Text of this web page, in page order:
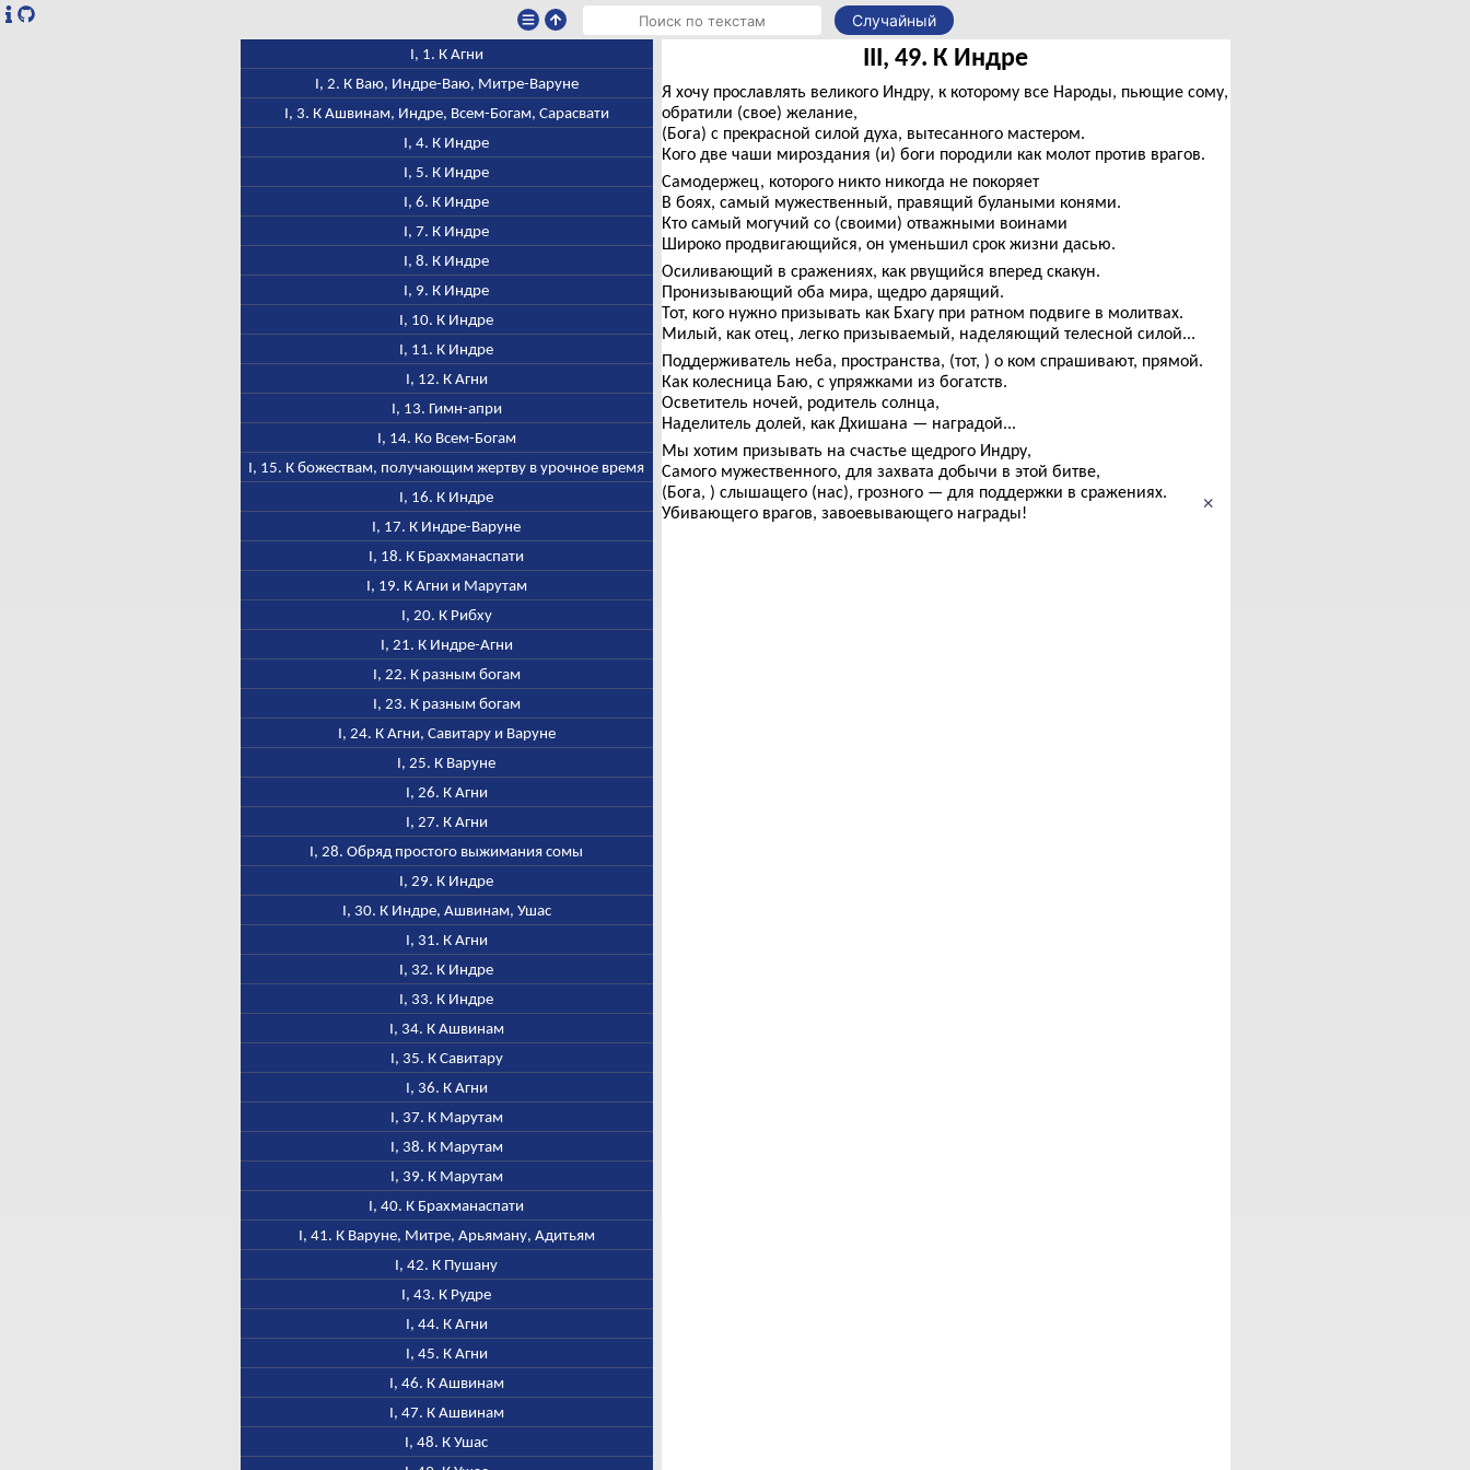
Случайный
I, 1. К Агни
I, 2. К Ваю, Индре-Ваю, Митре-Варуне
I, 3. К Ашвинам, Индре, Всем-Богам, Сарасвати
I, 4. К Индре
I, 5. К Индре
I, 6. К Индре
I, 7. К Индре
I, 8. К Индре
I, 9. К Индре
I, 10. К Индре
I, 11. К Индре
I, 12. К Агни
I, 13. Гимн-апри
I, 14. Ко Всем-Богам
I, 15. К божествам, получающим жертву в урочное время
I, 16. К Индре
I, 17. К Индре-Варуне
I, 18. К Брахманаспати
I, 19. К Агни и Марутам
I, 20. К Рибху
I, 21. К Индре-Агни
I, 22. К разным богам
I, 23. К разным богам
I, 24. К Агни, Савитару и Варуне
I, 25. К Варуне
I, 26. К Агни
I, 27. К Агни
I, 28. Обряд простого выжимания сомы
I, 29. К Индре
I, 30. К Индре, Ашвинам, Ушас
I, 31. К Агни
I, 32. К Индре
I, 33. К Индре
I, 34. К Ашвинам
I, 35. К Савитару
I, 36. К Агни
I, 37. К Марутам
I, 38. К Марутам
I, 39. К Марутам
I, 40. К Брахманаспати
I, 41. К Варуне, Митре, Арьяману, Адитьям
I, 42. К Пушану
I, 43. К Рудре
I, 44. К Агни
I, 45. К Агни
I, 46. К Ашвинам
I, 47. К Ашвинам
I, 48. К Ушас
×
III, 49. К Индре
Я хочу прославлять великого Индру, к которому все Народы, пьющие сому,
обратили (свое) желание,
(Бога) с прекрасной силой духа, вытесанного мастером.
Кого две чаши мироздания (и) боги породили как молот против врагов.
Самодержец, которого никто никогда не покоряет
В боях, самый мужественный, правящий булаными конями.
Кто самый могучий со (своими) отважными воинами
Широко продвигающийся, он уменьшил срок жизни дасью.
Осиливающий в сражениях, как рвущийся вперед скакун.
Пронизывающий оба мира, щедро дарящий.
Тот, кого нужно призывать как Бхагу при ратном подвиге в молитвах.
Милый, как отец, легко призываемый, наделяющий телесной силой...
Поддерживатель неба, пространства, (тот, ) о ком спрашивают, прямой.
Как колесница Баю, с упряжками из богатств.
Осветитель ночей, родитель солнца,
Наделитель долей, как Дхишана — наградой...
Мы хотим призывать на счастье щедрого Индру,
Самого мужественного, для захвата добычи в этой битве,
(Бога, ) слышащего (нас), грозного — для поддержки в сражениях.
Убивающего врагов, завоевывающего награды!